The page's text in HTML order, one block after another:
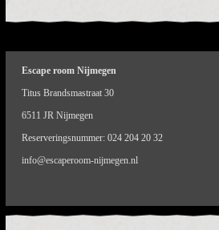
Escape room Nijmegen
Titus Brandsmastraat 30
6511 JR Nijmegen
Reserveringsnummer: 024 204 20 32
info@escaperoom-nijmegen.nl